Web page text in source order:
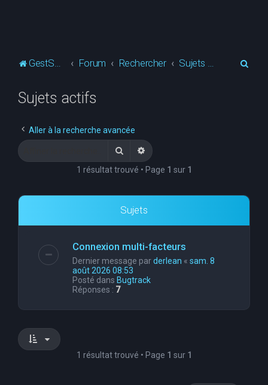
GestSup.fr Forum Rechercher Sujets actifs
Sujets actifs
Aller à la recherche avancée
RechercherRecherche avancée
1 résultat trouvé • Page 1 sur 1
Sujets
Connexion multi-facteurs
Dernier message parderlean « sam. 8
août 2026 08:53
Posté dans Bugtrack
Réponses : 7
1 résultat trouvé • Page 1 sur 1